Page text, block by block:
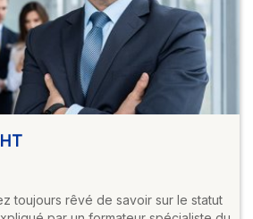
HT
toujours rêvé de savoir sur le statut